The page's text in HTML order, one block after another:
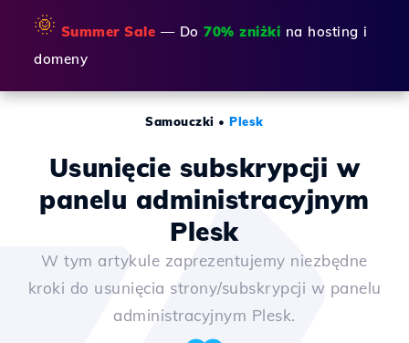
🌞 Summer Sale — Do 70% zniżki na hosting i
domeny
Samouczki •Plesk
Usunięcie subskrypcji w
panelu administracyjnym
Plesk
W tym artykule zaprezentujemy niezbędne
kroki do usunięcia strony/subskrypcji w panelu
administracyjnym Plesk.